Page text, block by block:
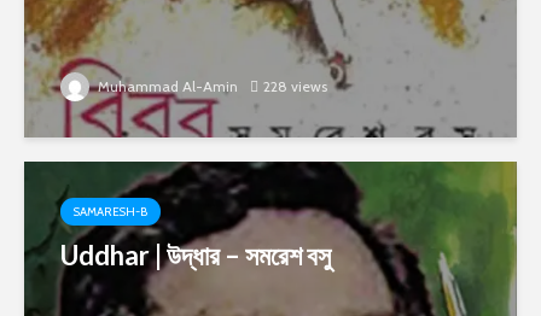
Muhammad Al-Amin 228 views
SAMARESH-B
Uddhar | উদ্ধার – সমরেশ বসু